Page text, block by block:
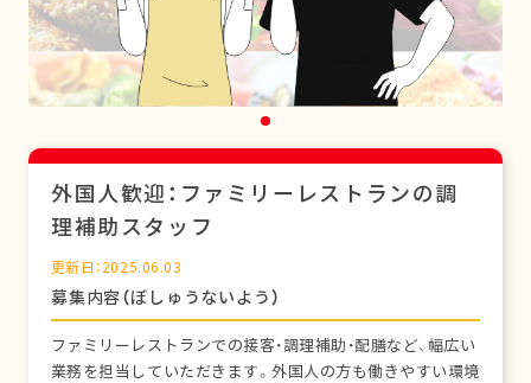
外国人歓迎：ファミリーレストランの調
理補助スタッフ
更新日：2025.06.03
募集内容（ぼしゅうないよう）
ファミリーレストランでの接客・調理補助・配膳など、幅広い
業務を担当していただきます。外国人の方も働きやすい環境